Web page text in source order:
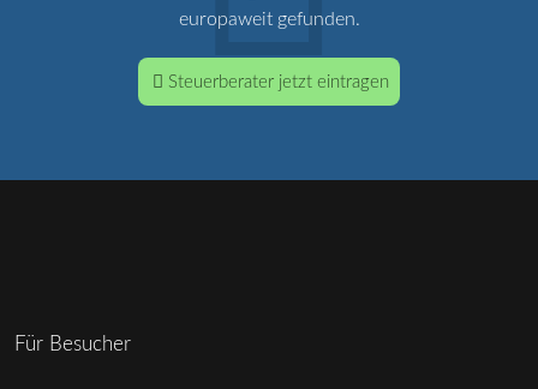
europaweit gefunden.
Steuerberater jetzt eintragen
Für Besucher